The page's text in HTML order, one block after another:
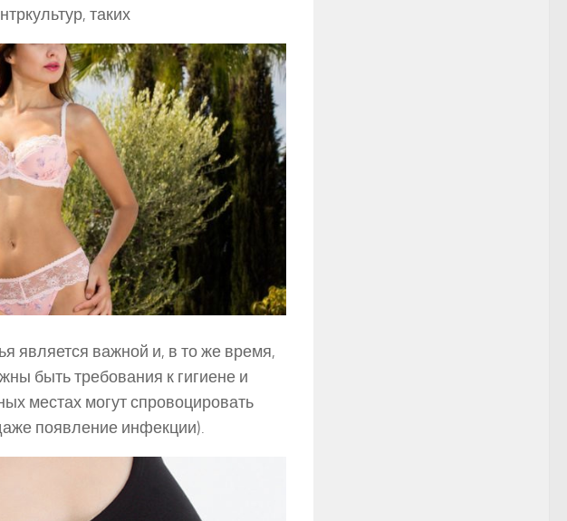
таких
является важной и, в то же время,
быть требования к гигиене и
местах могут спровоцировать
появление инфекции).